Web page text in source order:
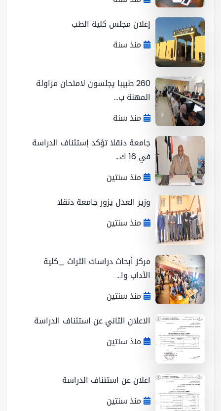
إعلان مجلس كلية الطب
منذ سنة
260 طبيبا يجلسون لامتحان مزاولة
المهنة ب...
منذ سنة
جامعة دنقلا تؤكد إستئناف الدراسة
في 16 ك...
منذ سنتين
وزير العدل يزور جامعة دنقلا
منذ سنتين
مركز أبحاث دراسات الثراث _كلية
الآداب وا...
منذ سنتين
الاعلان الثاني عن استئناف الدراسة
منذ سنتين
اعلان عن استئناف الدراسة
منذ سنتين